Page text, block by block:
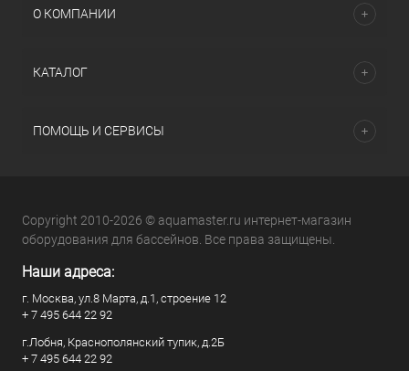
О КОМПАНИИ
КАТАЛОГ
ПОМОЩЬ И СЕРВИСЫ
Copyright 2010-2026 © aquamaster.ru интернет-магазин
оборудования для бассейнов. Все права защищены.
Наши адреса:
г. Москва, ул.8 Марта, д.1, строение 12
+ 7 495 644 22 92
г.Лобня, Краснополянский тупик, д.2Б
+ 7 495 644 22 92